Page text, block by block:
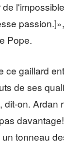
Pope.
ce gaillard
de ses
dit-on. Ardan
tonneau